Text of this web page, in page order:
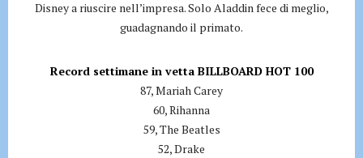
Disney a riuscire nell’impresa. Solo Aladdin fece di meglio,
guadagnando il primato.
Record settimane in vetta BILLBOARD HOT 100
87, Mariah Carey
60, Rihanna
59, The Beatles
52, Drake